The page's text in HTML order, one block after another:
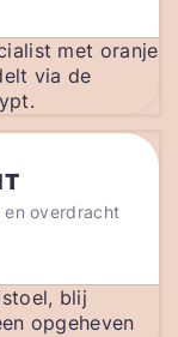
en overdracht